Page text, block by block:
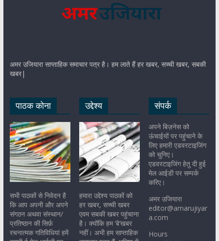
अमर उजियारा साप्ताहिक समाचार पत्र है। हम लाते हैं हर खबर, सच्ची खबर, सबकी
खबर|
पाठक कोना
सभी पाठकों से निवेदन है
कि आप अपनी और अपने
संगठन अथवा संस्थान/
प्रतिष्ठान की सिर्फ़
रचनात्मक गतिविधियां हमें
उद्देश्य
हमारा उद्देश्य पाठकों को
हर खबर, सच्ची खबर
एवम सबकी खबर पहुंचाना
है। क्योंकि हम ‘बे’खबर
नहीं। अभी हम साप्ताहिक
संपर्क
अपने बिज़नेस को
ऊंचाईयों पर पहुंचाने के
लिए हमारी एडवरटाइजिंग
को चुनिए।
एडवरटाइजिंग हेतु दी हुई
मेल आईडी पर सम्पर्क
करिए।
अमर उजियारा
editor@amarujiyar
a.com
Hours